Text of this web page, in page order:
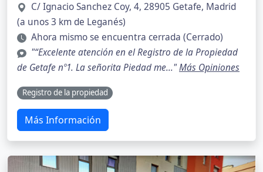
C/ Ignacio Sanchez Coy, 4, 28905 Getafe, Madrid
(a unos 3 km de Leganés)
Ahora mismo se encuentra cerrada (Cerrado)
"“Excelente atención en el Registro de la Propiedad
de Getafe nº1. La señorita Piedad me..."Más Opiniones
Registro de la propiedad
Más Información